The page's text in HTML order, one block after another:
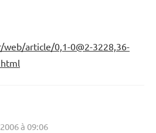
article/0,1-0@2-3228,36-
à 09:06